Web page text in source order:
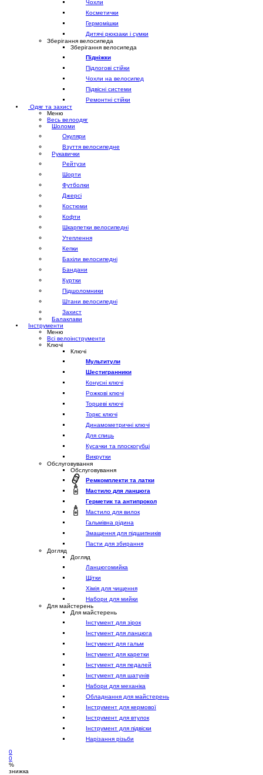
Чохли
Косметички
Гермомішки
Дитячі рюкзаки і сумки
Зберігання велосипеда
Зберігання велосипеда
Підніжки
Підлогові стійки
Чохли на велосипед
Підвісні системи
Ремонтні стійки
Одяг та захист
Меню
Весь велоодяг
Шоломи
Окуляри
Взуття велосипедне
Рукавички
Рейтузи
Шорти
Футболки
Джерсі
Костюми
Кофти
Шкарпетки велосипедні
Утеплення
Кепки
Бахіли велосипедні
Бандани
Куртки
Підшоломники
Штани велосипедні
Захист
Балаклави
Інструменти
Меню
Всі велоінструменти
Ключі
Ключі
Мультитули
Шестигранники
Конусні ключі
Рожкові ключі
Торцеві ключі
Торкс ключі
Динамометричні ключі
Для спиць
Кусачки та плоскогубці
Викрутки
Обслуговування
Обслуговування
Ремкомплекти та латки
Мастило для ланцюга
Герметик та антипрокол
Мастило для вилок
Гальмівна рідина
Змащення для підшипників
Пасти для збирання
Догляд
Догляд
Ланцюгомийка
Щітки
Хімія для чищення
Набори для мийки
Для майстерень
Для майстерень
Інстумент для зірок
Інстумент для ланцюга
Інстумент для гальм
Інстумент для каретки
Інстумент для педалей
Інстумент для шатунів
Набори для механіка
Обладнання для майстерень
Інструмент для кермової
Інструмент для втулок
Інструмент для підвіски
Нарізання різьби
0
0
%
знижка